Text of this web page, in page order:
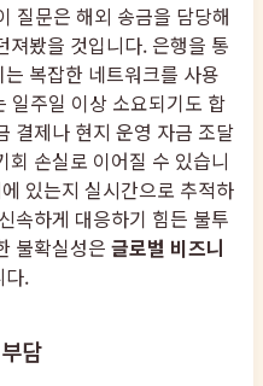
질문은 해외 송금을 담당해
져봤을 것입니다. 은행을 통
복잡한 네트워크를 사용
일주일 이상 소요되기도 합
결제나 현지 운영 자금 조달
회 손실로 이어질 수 있습니
있는지 실시간으로 추적하
속하게 대응하기 힘든 불투
불확실성은 글로벌 비즈니
다.
담